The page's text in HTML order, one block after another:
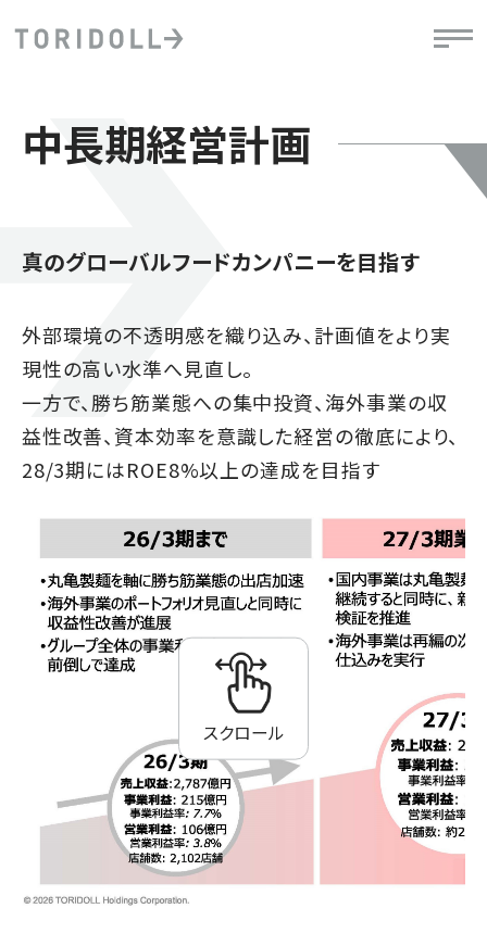
中長期経営計画
真のグローバルフードカンパニーを目指す
外部環境の不透明感を織り込み、計画値をより実
現性の高い水準へ見直し。
一方で、勝ち筋業態への集中投資、海外事業の収
益性改善、資本効率を意識した経営の徹底により、
28/3期にはROE8%以上の達成を目指す
スクロール